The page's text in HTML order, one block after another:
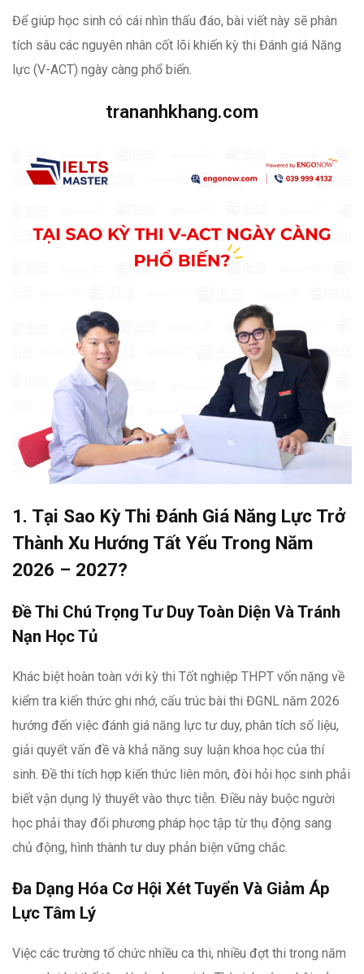
Để giúp học sinh có cái nhìn thấu đáo, bài viết này sẽ phân
tích sâu các nguyên nhân cốt lõi khiến kỳ thi Đánh giá Năng
lực (V-ACT) ngày càng phổ biến.
trananhkhang.com
1. Tại Sao Kỳ Thi Đánh Giá Năng Lực Trở
Thành Xu Hướng Tất Yếu Trong Năm
2026 – 2027?
Đề Thi Chú Trọng Tư Duy Toàn Diện Và Tránh
Nạn Học Tủ
Khác biệt hoàn toàn với kỳ thi Tốt nghiệp THPT vốn nặng về
kiểm tra kiến thức ghi nhớ, cấu trúc bài thi ĐGNL năm 2026
hướng đến việc đánh giá năng lực tư duy, phân tích số liệu,
giải quyết vấn đề và khả năng suy luận khoa học của thí
sinh. Đề thi tích hợp kiến thức liên môn, đòi hỏi học sinh phải
biết vận dụng lý thuyết vào thực tiễn. Điều này buộc người
học phải thay đổi phương pháp học tập từ thụ động sang
chủ động, hình thành tư duy phản biện vững chắc.
Đa Dạng Hóa Cơ Hội Xét Tuyển Và Giảm Áp
Lực Tâm Lý
Việc các trường tổ chức nhiều ca thi, nhiều đợt thi trong năm